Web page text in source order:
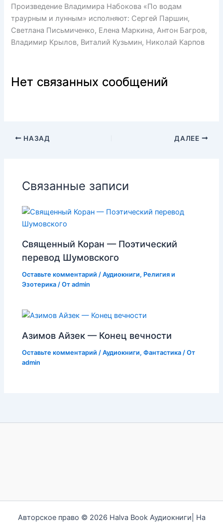
Произведение Владимира Набокова «По водам
траурным и лунным» исполняют: Сергей Паршин,
Светлана Письмиченко, Елена Маркина, Антон Багров,
Владимир Крылов, Виталий Кузьмин, Николай Карпов
Нет связанных сообщений
НАЗАД ДАЛЕЕ
Связанные записи
Священный Коран — Поэтический
перевод Шумовского
Оставьте комментарий /Аудиокниги, Религия и
Эзотерика / Отadmin
Азимов Айзек — Конец вечности
Оставьте комментарий /Аудиокниги,Фантастика / От
admin
Авторское право © 2026 Halva Book Аудиокниги| На